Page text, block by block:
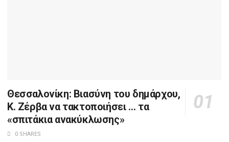
Θεσσαλονίκη: Βιασύνη του δημάρχου,
Κ. Ζέρβα να τακτοποιήσει … τα
«σπιτάκια ανακύκλωσης»
0 SHARES